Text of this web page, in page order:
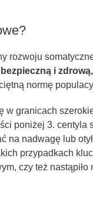
rozwoju
i
normę
granicach
poniżej 3.
na nadwagę lub
przypadkach
czy też nastąpiło